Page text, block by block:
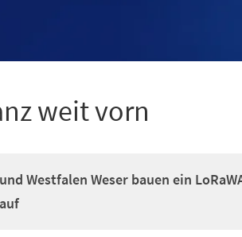
weit vorn
Westfalen Weser bauen ein